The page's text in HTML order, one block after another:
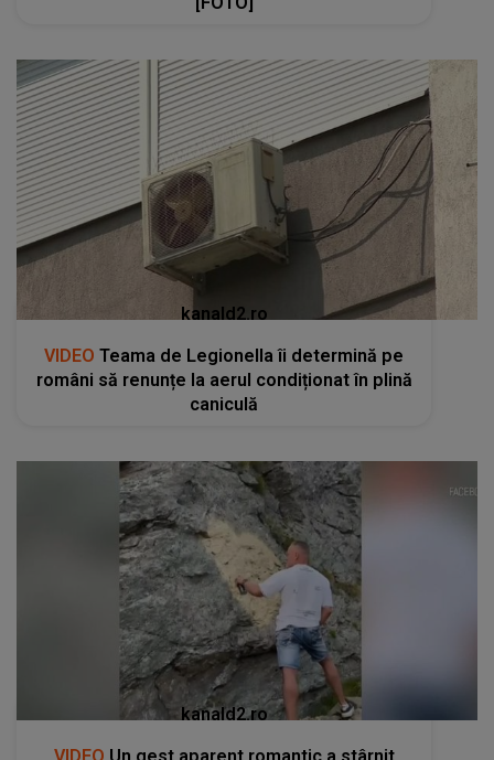
kanald2.ro
VIDEO Teama de Legionella îi determină pe
români să renunțe la aerul condiționat în plină
caniculă
kanald2.ro